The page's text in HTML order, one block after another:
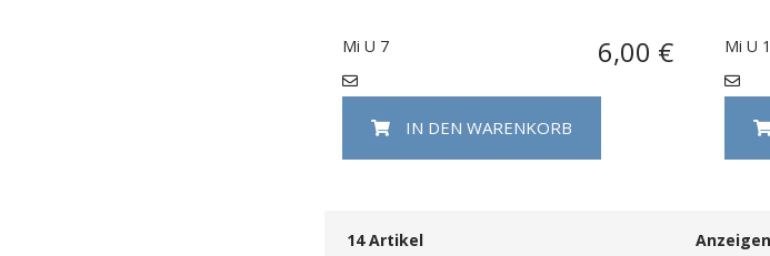
Mi U 7 6,00 €
IN DEN WARENKORB
Mi U
14Artikel Anzeigen